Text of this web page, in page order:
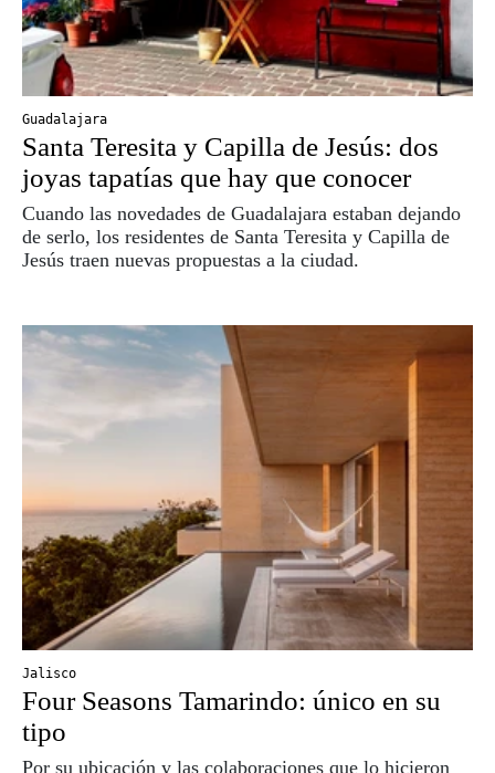
Guadalajara
Santa Teresita y Capilla de Jesús: dos
joyas tapatías que hay que conocer
Cuando las novedades de Guadalajara estaban dejando
de serlo, los residentes de Santa Teresita y Capilla de
Jesús traen nuevas propuestas a la ciudad.
Jalisco
Four Seasons Tamarindo: único en su
tipo
Por su ubicación y las colaboraciones que lo hicieron